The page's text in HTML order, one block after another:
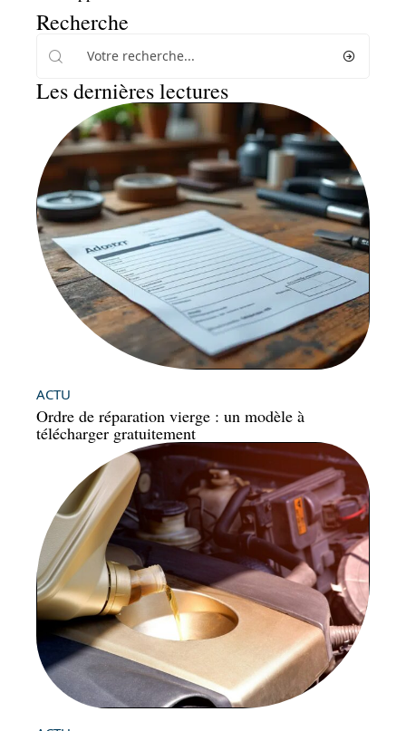
Recherche
Les dernières lectures
ACTU
Ordre de réparation vierge : un modèle à
télécharger gratuitement